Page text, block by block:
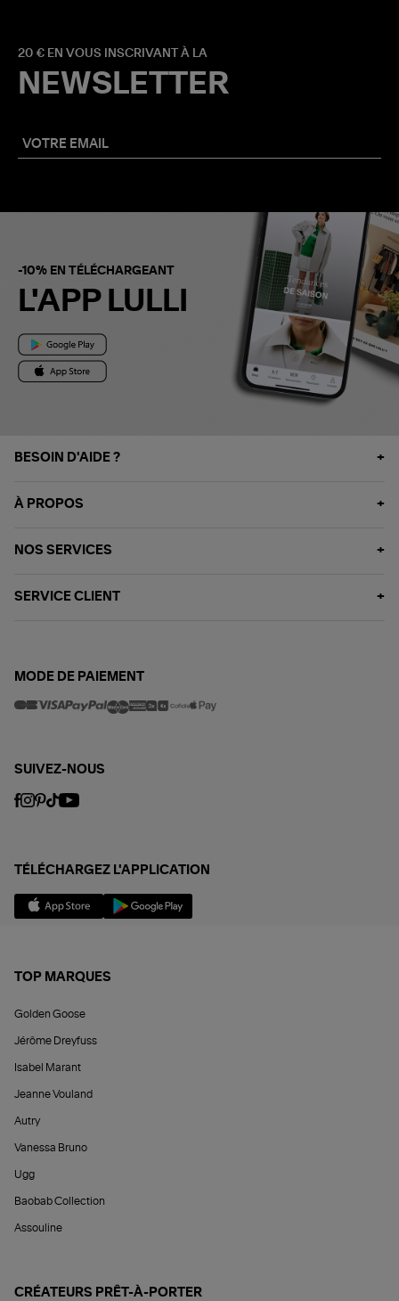
20 € EN VOUS INSCRIVANT À LA
NEWSLETTER
-10% EN TÉLÉCHARGEANT
L'APP LULLI
BESOIN D'AIDE ?
À PROPOS
NOS SERVICES
SERVICE CLIENT
MODE DE PAIEMENT
SUIVEZ-NOUS
TÉLÉCHARGEZ L'APPLICATION
TOP MARQUES
Golden Goose
Jérôme Dreyfuss
Isabel Marant
Jeanne Vouland
Autry
Vanessa Bruno
Ugg
Baobab Collection
Assouline
CRÉATEURS PRÊT-À-PORTER